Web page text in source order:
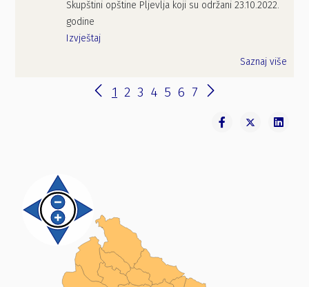
Skupštini opštine Pljevlja koji su održani 23.10.2022.
godine
Izvještaj
Saznaj više
1 2 3 4 5 6 7